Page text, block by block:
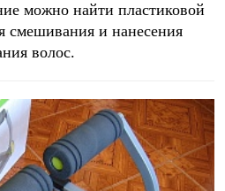
можно найти пластиковой
смешивания и нанесения
волос.